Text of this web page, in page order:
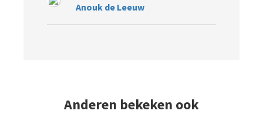
Anouk de Leeuw
Anderen bekeken ook